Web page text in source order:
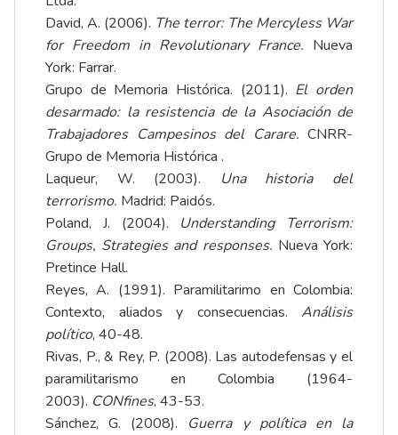
David, A. (2006). The terror: The Mercyless War
for Freedom in Revolutionary France. Nueva
York: Farrar.
Grupo de Memoria Histórica. (2011). El orden
desarmado: la resistencia de la Asociación de
Trabajadores Campesinos del Carare. CNRR-
Grupo de Memoria Histórica .
Laqueur, W. (2003). Una historia del
terrorismo. Madrid: Paidós.
Poland, J. (2004). Understanding Terrorism:
Groups, Strategies and responses. Nueva York:
Pretince Hall.
Reyes, A. (1991). Paramilitarimo en Colombia:
Contexto, aliados y consecuencias. Análisis
político, 40-48.
Rivas, P., & Rey, P. (2008). Las autodefensas y el
paramilitarismo en Colombia (1964-
2003). CONfines, 43-53.
Sánchez, G. (2008). Guerra y política en la